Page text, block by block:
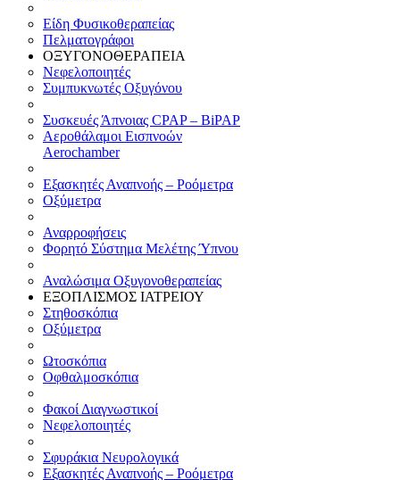
Είδη Φυσικοθεραπείας
Πελματογράφοι
ΟΞΥΓΟΝΟΘΕΡΑΠΕΙΑ
Νεφελοποιητές
Συμπυκνωτές Οξυγόνου
Συσκευές Άπνοιας CPAP – BiPAP
Αεροθάλαμοι Εισπνοών
Aerochamber
Εξασκητές Αναπνοής – Ροόμετρα
Οξύμετρα
Αναρροφήσεις
Φορητό Σύστημα Μελέτης Ύπνου
Αναλώσιμα Οξυγονοθεραπείας
ΕΞΟΠΛΙΣΜΟΣ ΙΑΤΡΕΙΟΥ
Στηθοσκόπια
Οξύμετρα
Ωτοσκόπια
Οφθαλμοσκόπια
Φακοί Διαγνωστικοί
Νεφελοποιητές
Σφυράκια Νευρολογικά
Εξασκητές Αναπνοής – Ροόμετρα